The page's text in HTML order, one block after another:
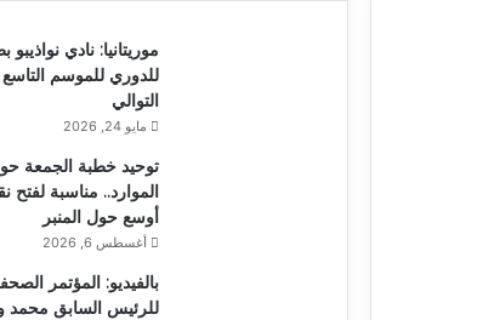
موريتانيا: نادي نواذيبو
للدوري للموسم
التوالي
مايو 24, 2026
توحيد خطبة الجمعة
الموارد.. مناسبة لفتح
أوسع حول المنبر
أغسطس 6, 2026
بالفيديو: المؤتمر
للرئيس السابق محمد